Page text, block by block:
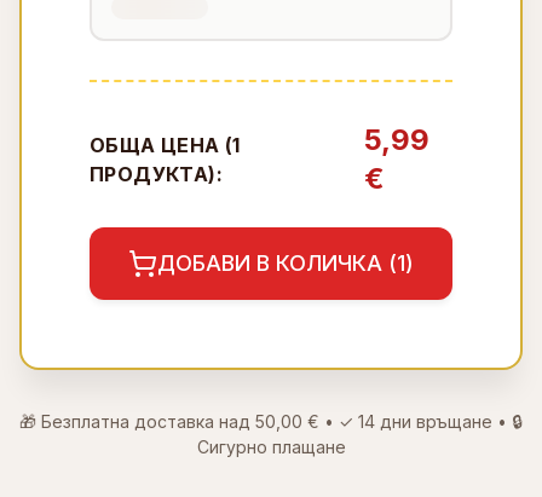
ОБЩА ЦЕНА (1
ПРОДУКТА):
5,99
€
ДОБАВИ В КОЛИЧКА (1)
🎁 Безплатна доставка над 50,00 € • ✓ 14 дни връщане • 🔒
Сигурно плащане